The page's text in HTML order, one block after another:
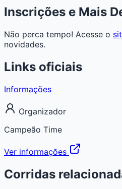
Inscrições e Mais
Não perca tempo! Acesse o
novidades.
Links oficiais
Informações
Organizador
Campeão Time
Ver informações
Corridas